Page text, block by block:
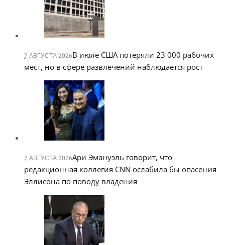
7 АВГУСТА 2026В июле США потеряли 23 000 рабочих
мест, но в сфере развлечений наблюдается рост
7 АВГУСТА 2026Ари Эмануэль говорит, что
редакционная коллегия CNN ослабила бы опасения
Эллисона по поводу владения